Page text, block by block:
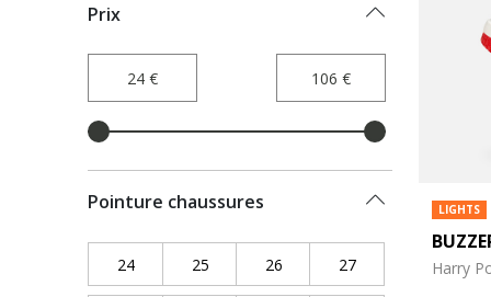
Prix
Pointure chaussures
24Refine by Pointure chaussures: 24
25 Refine by Pointure chaussures: 25
26 Refine by Pointure
27Refine by Pointure
LIGHTS
Harry